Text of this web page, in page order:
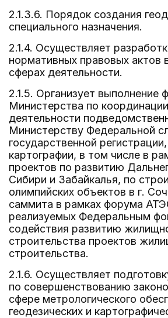
2.1.3.6. Порядок создания
специального назначения.
2.1.4. Осуществляет
нормативных правовых актов
сферах деятельности.
2.1.5. Организует выполнение
Министерства по
деятельности
Министерству Федеральной
государственной
картографии, в том числе в
проектов по развитию
Сибири и Забайкалья, по
олимпийских объектов в г.
саммита в рамках форума
реализуемых Федеральным
содействия развитию
строительства проектов
строительства.
2.1.6. Осуществляет
по совершенствованию
сфере метрологического
геодезических и